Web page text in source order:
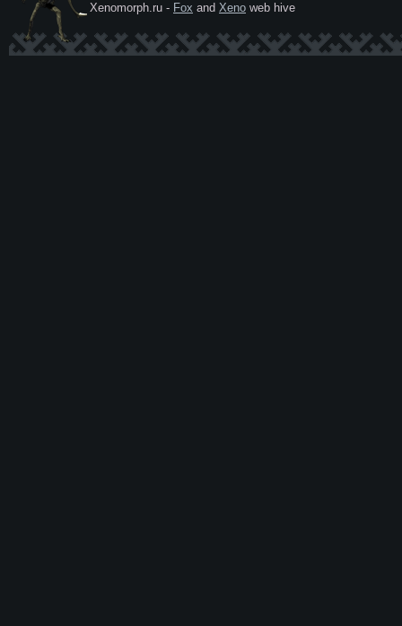
Ксеномо
Xenomorph.ru - Fox and Xeno web hive